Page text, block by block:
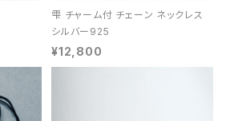
雫 チャーム付 チェーン ネックレス
シルバー925
¥12,800